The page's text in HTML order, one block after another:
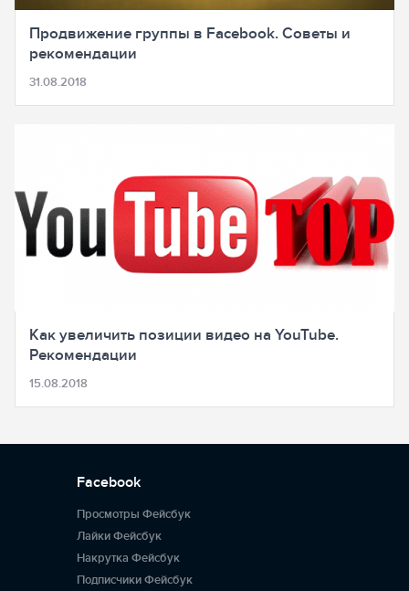
Продвижение группы в Facebook. Советы и
рекомендации
31.08.2018
Как увеличить позиции видео на YouTube.
Рекомендации
15.08.2018
Facebook
Просмотры Фейсбук
Лайки Фейсбук
Накрутка Фейсбук
Подписчики Фейсбук